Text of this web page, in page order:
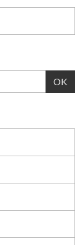
OK